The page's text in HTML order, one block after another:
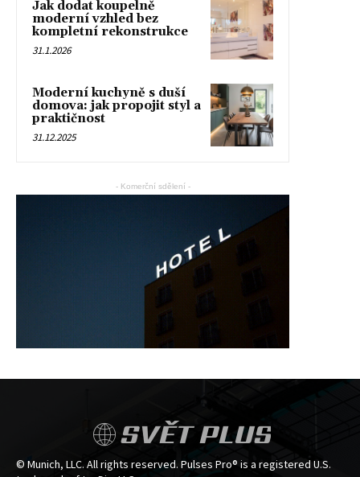
Jak dodat koupelně
moderní vzhled bez
kompletní rekonstrukce
31.1.2026
Moderní kuchyně s duší
domova: jak propojit styl a
praktičnost
31.12.2025
- Komerční sdělení -
SVĚT PLUS
© Munich, LLC. All rights reserved. Pulses Pro® is a registered U.S.